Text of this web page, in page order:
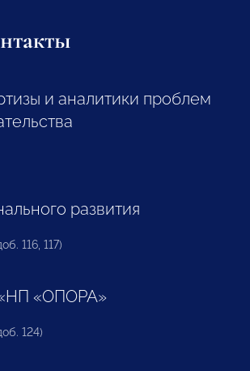
и аналитики проблем
развития
116, 117)
«ОПОРА»
124)